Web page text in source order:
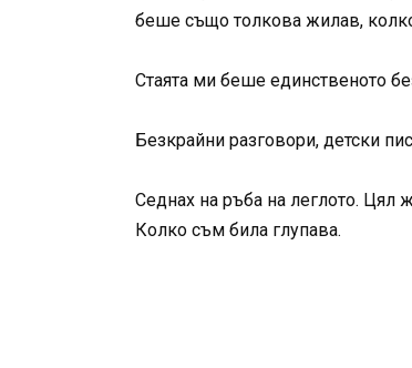
беше също толкова жилав,
Стаята ми беше единственото
Безкрайни разговори, детски
Седнах на ръба на леглото. Цял
Колко съм била глупава.